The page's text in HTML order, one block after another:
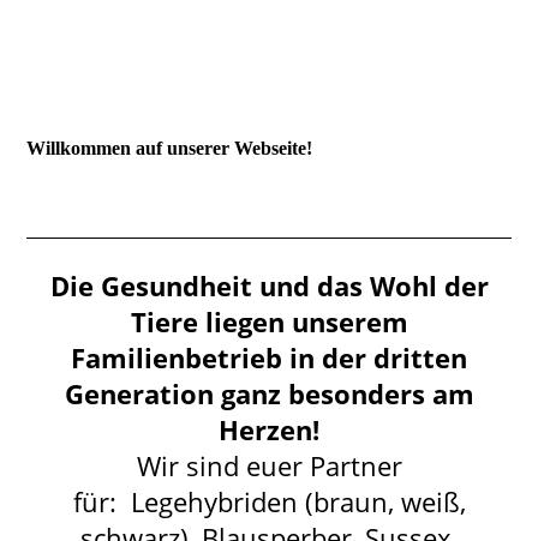
Willkommen auf unserer Webseite!
Die Gesundheit und das Wohl der
Tiere liegen unserem
Familienbetrieb in der dritten
Generation ganz besonders am
Herzen!
Wir sind euer Partner
für: Legehybriden (braun, weiß,